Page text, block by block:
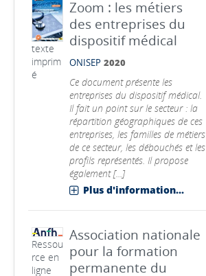
texte
imprim
é
Zoom : les métiers
des entreprises du
dispositif médical
ONISEP 2020
Ce document présente les
entreprises du dispositif médical.
Il fait un point sur le secteur : la
répartition géographiques de ces
entreprises, les familles de métiers
de ce secteur, les débouchés et les
profils représentés. Il propose
également [...]
Plus d'information...
Ressou
rce en
ligne
Association nationale
pour la formation
permanente du